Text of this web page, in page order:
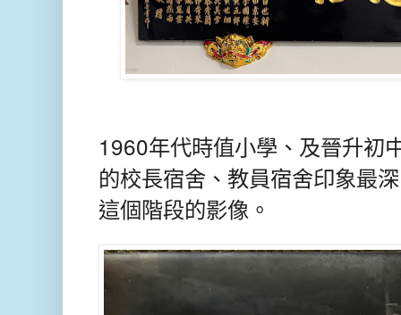
1960年代時值小學、及晉升初
的校長宿舍、教員宿舍印象最
這個階段的影像。